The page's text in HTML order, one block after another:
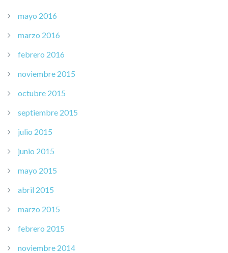
mayo 2016
marzo 2016
febrero 2016
noviembre 2015
octubre 2015
septiembre 2015
julio 2015
junio 2015
mayo 2015
abril 2015
marzo 2015
febrero 2015
noviembre 2014